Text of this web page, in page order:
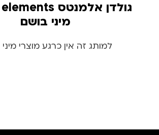
גולדן אלמנטס golden elements
מיני בושם
למותג זה אין כרגע מוצרי